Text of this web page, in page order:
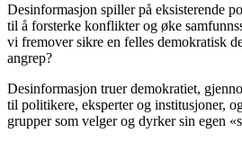
Desinformasjon spiller på eksisterende
til å forsterke konflikter og øke
vi fremover sikre en felles demokratisk
angrep?
Desinformasjon truer demokratiet,
til politikere, eksperter og institusjoner,
grupper som velger og dyrker sin egen